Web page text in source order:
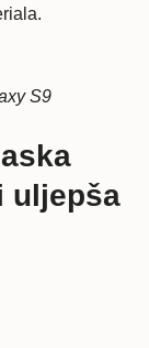
S9
uljepša